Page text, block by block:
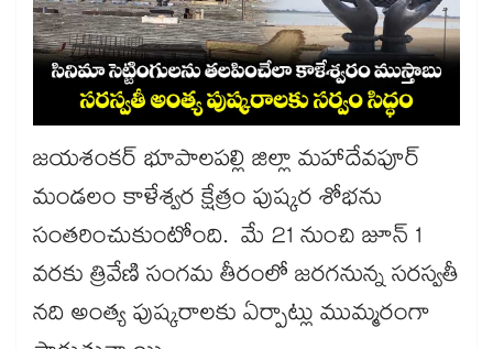
జయశంకర్ భూపాలపల్లి జిల్లా మహాదేవపూర్
మండలం కాళేశ్వర క్షేత్రం పుష్కర శోభను
సంతరించుకుంటోంది. మే 21 నుంచి జూన్ 1
వరకు త్రివేణి సంగమ తీరంలో జరగనున్న సరస్వతీ
నది అంత్య పుష్కరాలకు ఏర్పాట్లు ముమ్మరంగా